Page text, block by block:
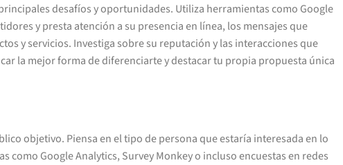
desafíos y oportunidades. Utiliza herramientas como Google
y presta atención a su presencia en línea, los mensajes que
y servicios. Investiga sobre su reputación y las interacciones que
la mejor forma de diferenciarte y destacar tu propia propuesta única
objetivo. Piensa en el tipo de persona que estaría interesada en lo
como Google Analytics, Survey Monkey o incluso encuestas en redes